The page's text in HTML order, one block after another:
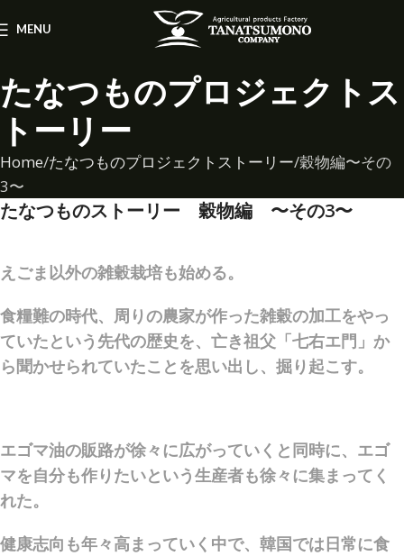
MENU
たなつものプロジェクトス
トーリー
Home たなつものプロジェクトストーリー 穀物編〜その
3〜
たなつものストーリー 穀物編 〜その3〜
えごま以外の雑穀栽培も始める。
食糧難の時代、周りの農家が作った雑穀の加工をやっ
ていたという先代の歴史を、亡き祖父「七右エ門」か
ら聞かせられていたことを思い出し、掘り起こす。
エゴマ油の販路が徐々に広がっていくと同時に、エゴ
マを自分も作りたいという生産者も徐々に集まってく
れた。
健康志向も年々高まっていく中で、韓国では日常に食